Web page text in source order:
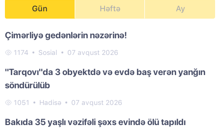
Gün Həftə Ay
Çimərliyə gedənlərin nəzərinə!
1174 Sosial 07 avqust 2026
"Tarqovı"da 3 obyektdə və evdə baş verən yanğın
söndürülüb
1051 Hadisə 07 avqust 2026
Bakıda 35 yaşlı vəzifəli şəxs evində ölü tapıldı